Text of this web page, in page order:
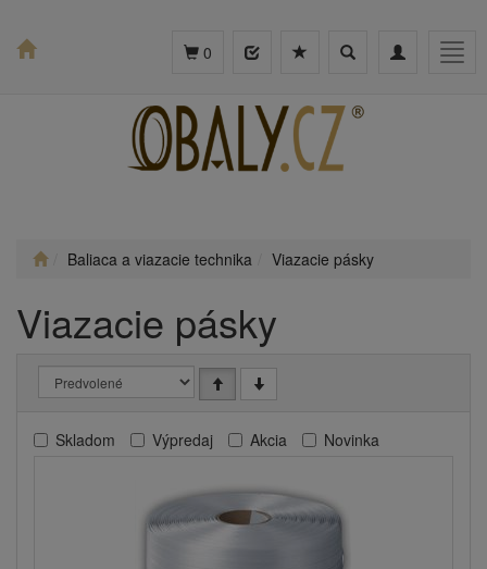
Toggle
Toggle
0
Baliaca a viazacie technika Viazacie pásky
Viazacie pásky
Skladom Výpredaj Akcia Novinka